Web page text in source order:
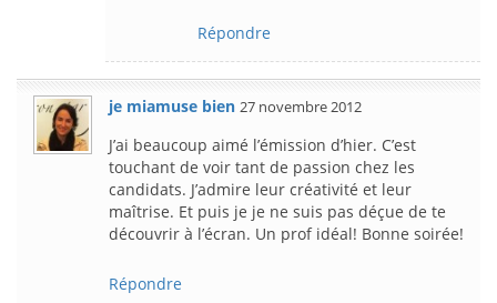
Répondre
je miamuse bien 27 novembre 2012
J’ai beaucoup aimé l’émission d’hier. C’est
touchant de voir tant de passion chez les
candidats. J’admire leur créativité et leur
maîtrise. Et puis je je ne suis pas déçue de te
découvrir à l’écran. Un prof idéal! Bonne soirée!
Répondre